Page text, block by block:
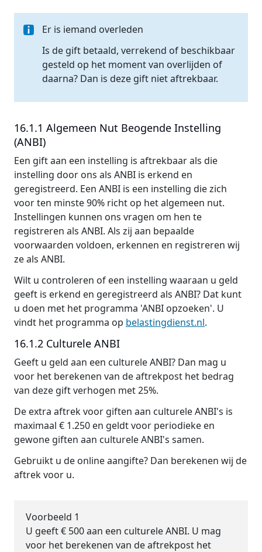
Er is iemand overleden
Is de gift betaald, verrekend of beschikbaar
gesteld op het moment van overlijden of
daarna? Dan is deze gift niet aftrekbaar.
16.1.1 Algemeen Nut Beogende Instelling
(ANBI)
Een gift aan een instelling is aftrekbaar als die
instelling door ons als ANBI is erkend en
geregistreerd. Een ANBI is een instelling die zich
voor ten minste 90% richt op het algemeen nut.
Instellingen kunnen ons vragen om hen te
registreren als ANBI. Als zij aan bepaalde
voorwaarden voldoen, erkennen en registreren wij
ze als ANBI.
Wilt u controleren of een instelling waaraan u geld
geeft is erkend en geregistreerd als ANBI? Dat kunt
u doen met het programma 'ANBI opzoeken'. U
vindt het programma op belastingdienst.nl.
16.1.2 Culturele ANBI
Geeft u geld aan een culturele ANBI? Dan mag u
voor het berekenen van de aftrekpost het bedrag
van deze gift verhogen met 25%.
De extra aftrek voor giften aan culturele ANBI's is
maximaal € 1.250 en geldt voor periodieke en
gewone giften aan culturele ANBI's samen.
Gebruikt u de online aangifte? Dan berekenen wij de
aftrek voor u.
Voorbeeld 1
U geeft € 500 aan een culturele ANBI. U mag
voor het berekenen van de aftrekpost het